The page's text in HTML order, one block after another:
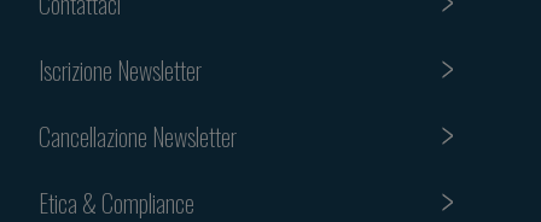
Iscrizione Newsletter
Cancellazione Newsletter
Etica & Compliance